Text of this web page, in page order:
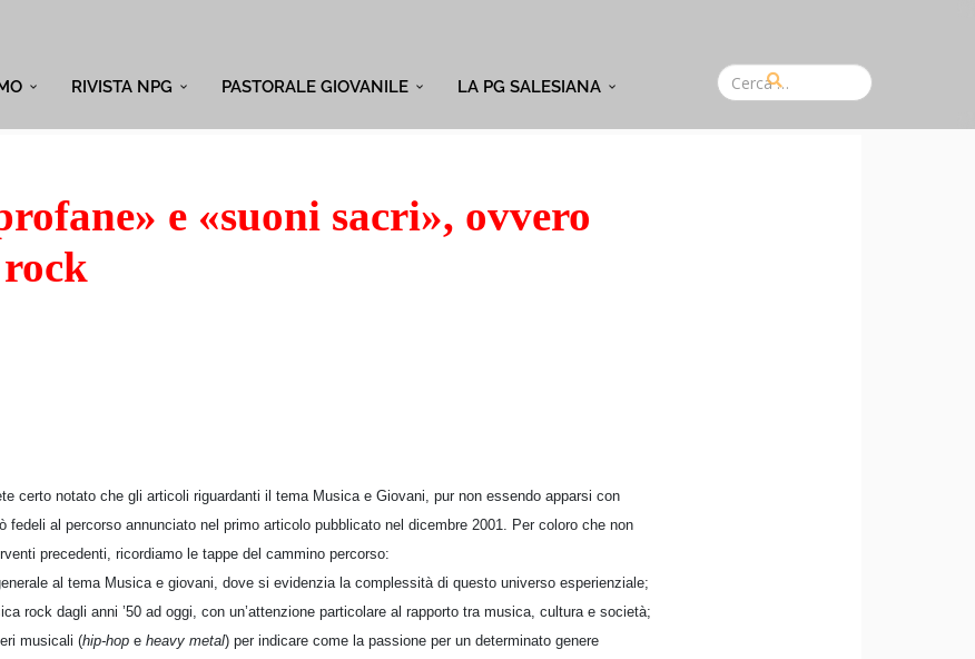
RIVISTA NPG PASTORALE GIOVANILE LA PG SALESIANA
e «suoni sacri», ovvero
certo notato che gli articoli riguardanti il tema Musica e Giovani, pur non essendo apparsi con
fedeli al percorso annunciato nel primo articolo pubblicato nel dicembre 2001. Per coloro che non
precedenti, ricordiamo le tappe del cammino percorso:
al tema Musica e giovani, dove si evidenzia la complessità di questo universo esperienziale;
rock dagli anni ’50 ad oggi, con un’attenzione particolare al rapporto tra musica, cultura e società;
musicali (hip-hop e heavy metal) per indicare come la passione per un determinato genere